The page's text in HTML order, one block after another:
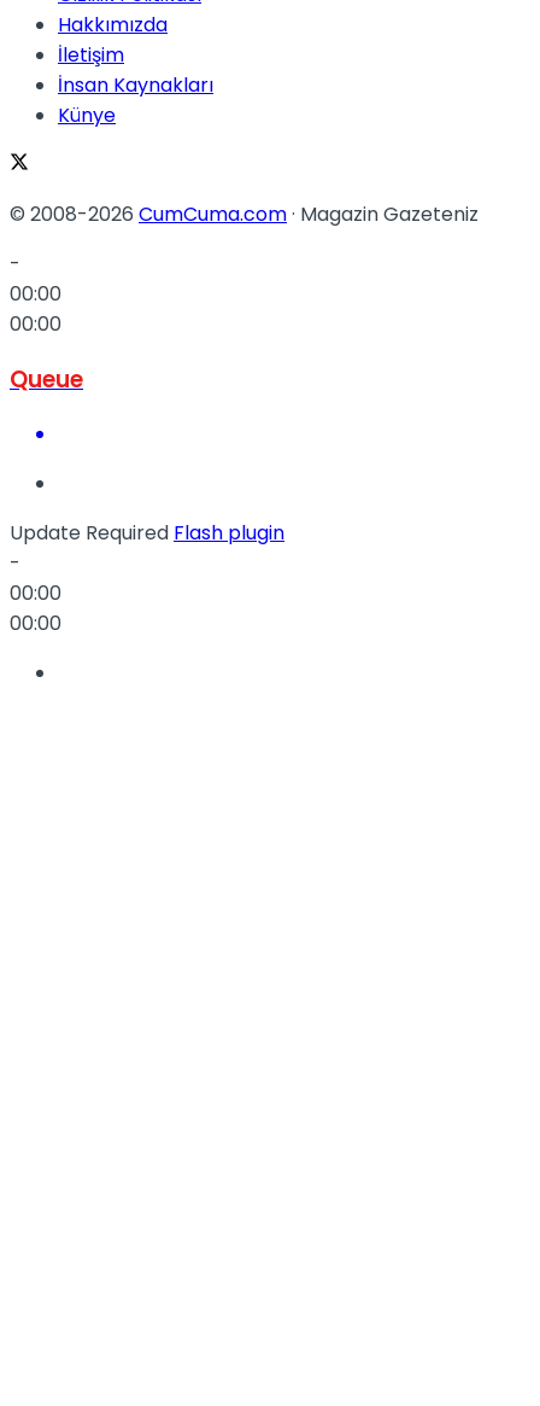
Hakkımızda
İletişim
İnsan Kaynakları
Künye
© 2008-2026 CumCuma.com· Magazin Gazeteniz
-
00:00
00:00
Queue
Update Required Flash plugin
-
00:00
00:00